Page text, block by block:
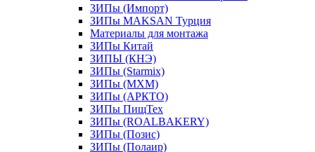
ЗИПы (Импорт)
ЗИПы MAKSAN Турция
Материалы для монтажа
ЗИПы Китай
ЗИПЫ (КНЭ)
ЗИПы (Starmix)
ЗИПы (МХМ)
ЗИПы (АРКТО)
ЗИПы ПищТех
ЗИПы (ROALBAKERY)
ЗИПы (Позис)
ЗИПы (Полаир)